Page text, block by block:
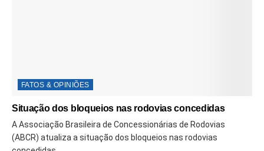
FATOS & OPINIÕES
Situação dos bloqueios nas rodovias concedidas
A Associação Brasileira de Concessionárias de Rodovias
(ABCR) atualiza a situação dos bloqueios nas rodovias